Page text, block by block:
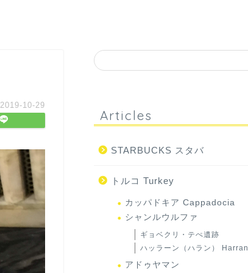
2019-10-29
Articles
STARBUCKS スタバ
トルコ Turkey
カッパドキア Cappadocia
シャンルウルファ
ギョベクリ・テぺ遺跡
ハッラーン（ハラン） Harran
アドゥヤマン